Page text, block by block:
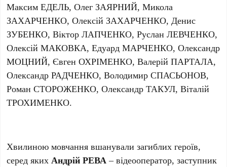
Максим ЕДЕЛЬ, Олег ЗАЯРНИЙ, Микола
ЗАХАРЧЕНКО, Олексій ЗАХАРЧЕНКО, Денис
ЗУБЕНКО, Віктор ЛАПЧЕНКО, Руслан ЛЕВЧЕНКО,
Олексій МАКОВКА, Едуард МАРЧЕНКО, Олександр
МОЦНИЙ, Євген ОХРІМЕНКО, Валерій ПАРТАЛА,
Олександр РАДЧЕНКО, Володимир СПАСЬОНОВ,
Роман СТОРОЖЕНКО, Олександр ТАКУЛ, Віталій
ТРОХИМЕНКО.
Хвилиною мовчання вшанували загиблих героїв,
серед якихАндрій РЕВА– відеооператор, заступник